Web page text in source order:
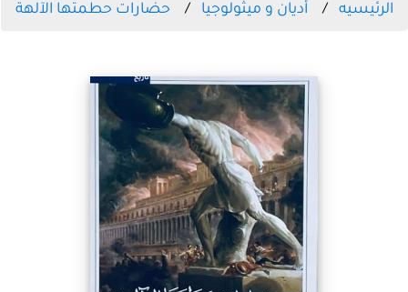
الرئيسيه أديان و ميثولوجيا حضارات حطمتها الآلهة